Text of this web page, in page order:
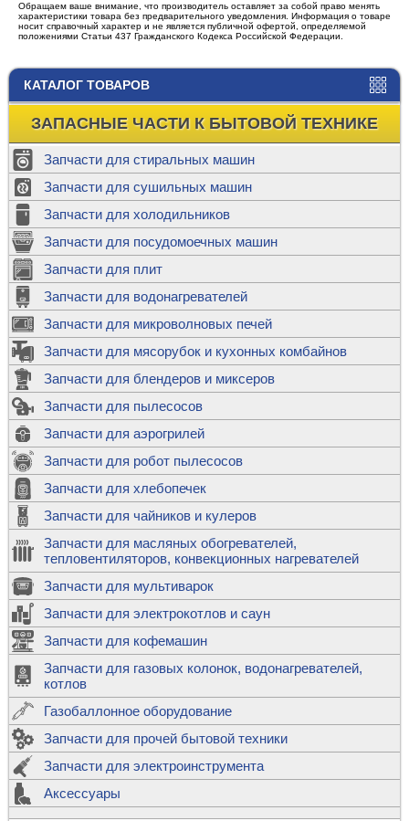
КАТАЛОГ ТОВАРОВ
ЗАПАСНЫЕ ЧАСТИ К БЫТОВОЙ ТЕХНИКЕ
Запчасти для стиральных машин
Запчасти для сушильных машин
Запчасти для холодильников
Запчасти для посудомоечных машин
Запчасти для плит
Запчасти для водонагревателей
Запчасти для микроволновых печей
Запчасти для мясорубок и кухонных комбайнов
Запчасти для блендеров и миксеров
Запчасти для пылесосов
Запчасти для аэрогрилей
Запчасти для робот пылесосов
Запчасти для хлебопечек
Запчасти для чайников и кулеров
Запчасти для масляных обогревателей,
тепловентиляторов, конвекционных нагревателей
Запчасти для мультиварок
Запчасти для электрокотлов и саун
Запчасти для кофемашин
Запчасти для газовых колонок, водонагревателей,
котлов
Газобаллонное оборудование
Запчасти для прочей бытовой техники
Запчасти для электроинструмента
Аксессуары
Обращаем ваше внимание, что производитель оставляет за собой право менять
характеристики товара без предварительного уведомления. Информация о товаре
носит справочный характер и не является публичной офертой, определяемой
положениями Статьи 437 Гражданского Кодекса Российской Федерации.